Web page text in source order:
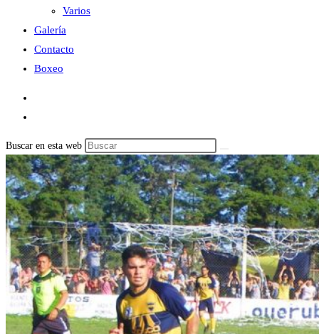
Varios
Galería
Contacto
Boxeo
Buscar en esta web